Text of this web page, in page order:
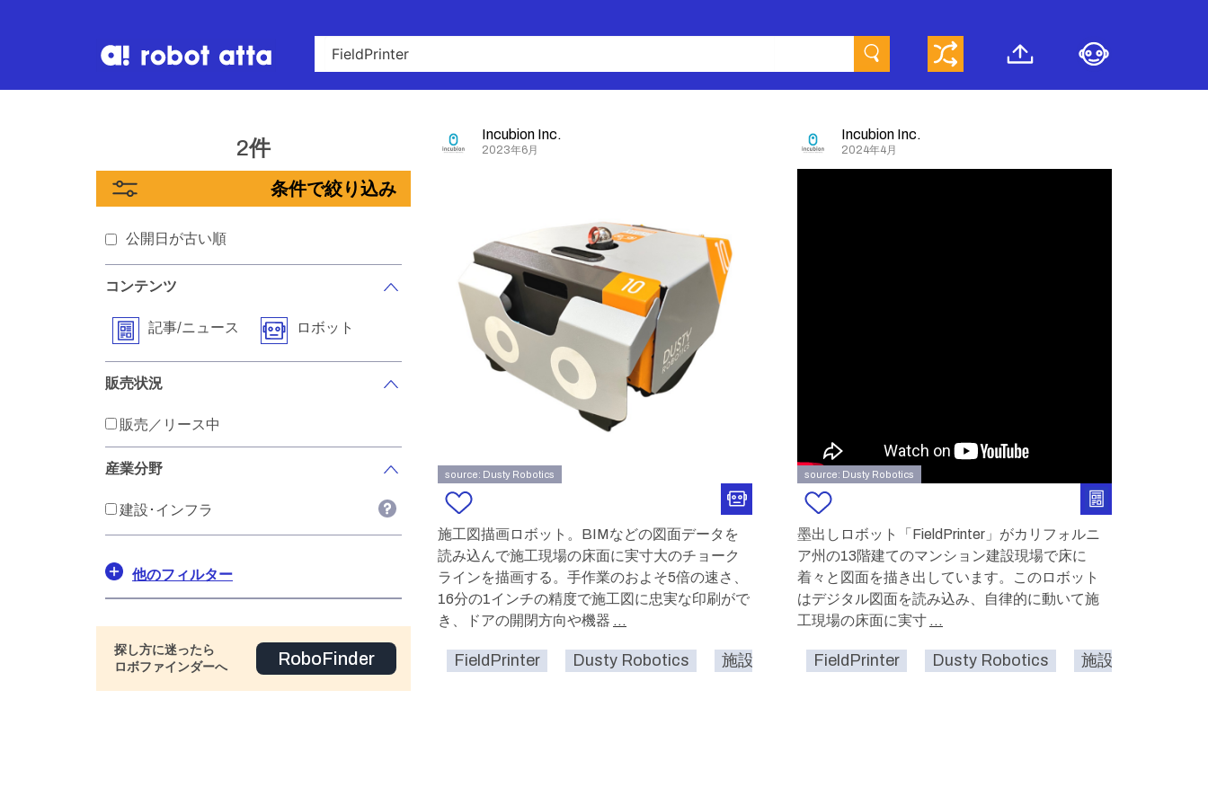
2件
条件で絞り込み
公開日が古い順
コンテンツ
記事/ニュース ロボット
販売状況
販売／リース中
産業分野
建設･インフラ
他のフィルター
探し方に迷ったら
ロボファインダーへ
RoboFinder
Incubion Inc.
2023年6月
source: Dusty Robotics
施工図描画ロボット。BIMなどの図面データを
読み込んで施工現場の床面に実寸大のチョーク
ラインを描画する。手作業のおよそ5倍の速さ、
16分の1インチの精度で施工図に忠実な印刷がで
き、ドアの開閉方向や機器 ...
FieldPrinter Dusty Robotics 施設 地図を書く 産業用 建設
Incubion Inc.
2024年4月
source: Dusty Robotics
墨出しロボット「FieldPrinter」がカリフォルニ
ア州の13階建てのマンション建設現場で床に
着々と図面を描き出しています。このロボット
はデジタル図面を読み込み、自律的に動いて施
工現場の床面に実寸 ...
FieldPrinter Dusty Robotics 施設